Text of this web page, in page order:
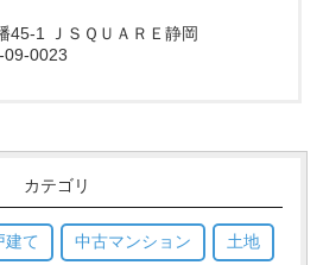
45-1 ＪＳＱＵＡＲＥ静岡
09-0023
カテゴリ
建て 中古マンション 土地